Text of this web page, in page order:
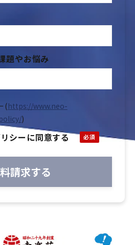
題やお悩み
(https://www.neo-
)
シーに同意する